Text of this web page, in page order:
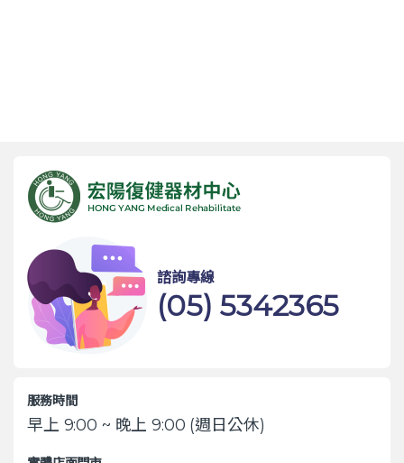
諮詢專線
(05) 5342365
服務時間
早上 9:00 ~ 晚上 9:00 (週日公休)